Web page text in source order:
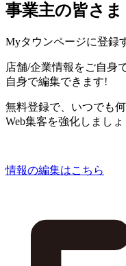
事業主の皆さま
Myタウンページに登録
店舗/企業情報をご自身
自身で編集できます!
無料登録で、いつでも
Web集客を強化しましょ
情報の編集はこちら